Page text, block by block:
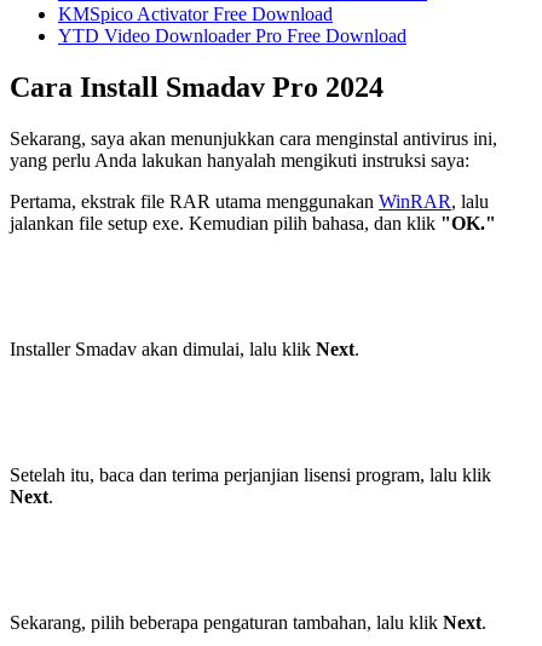
KMSpico Activator Free Download
YTD Video Downloader Pro Free Download
Cara Install Smadav Pro 2024
Sekarang, saya akan menunjukkan cara menginstal antivirus ini,
yang perlu Anda lakukan hanyalah mengikuti instruksi saya:
Pertama, ekstrak file RAR utama menggunakan WinRAR, lalu
jalankan file setup exe. Kemudian pilih bahasa, dan klik "OK."
Installer Smadav akan dimulai, lalu klik Next.
Setelah itu, baca dan terima perjanjian lisensi program, lalu klik
Next.
Sekarang, pilih beberapa pengaturan tambahan, lalu klik Next.